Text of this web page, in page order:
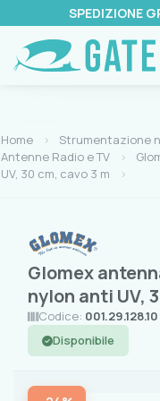
SPEDIZIONE
Home Strumentazione
Antenne Radio e TV
UV, 30 cm, cavo 3 m
Glomex
nylon anti UV,
Codice: 001.29.128.10
Disponibile